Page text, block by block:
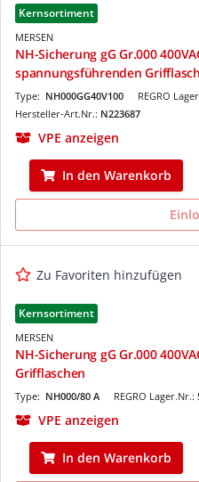
Kernsortiment
MERSEN
NH-Sicherung gG Gr.000
spannungsführenden
REGRO
Type: NH000GG40V100
Hersteller-Art.Nr.: N223687
VPE anzeigen
In den Warenkorb
Zu Favoriten hinzufügen
Kernsortiment
MERSEN
NH-Sicherung gG Gr.000
Grifflaschen
REGRO Lager.Nr.:
Type: NH000/80 A
VPE anzeigen
In den Warenkorb